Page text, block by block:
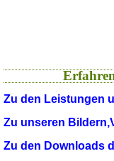
Zu den Leistungen
Zu unseren
Zu den Downloads